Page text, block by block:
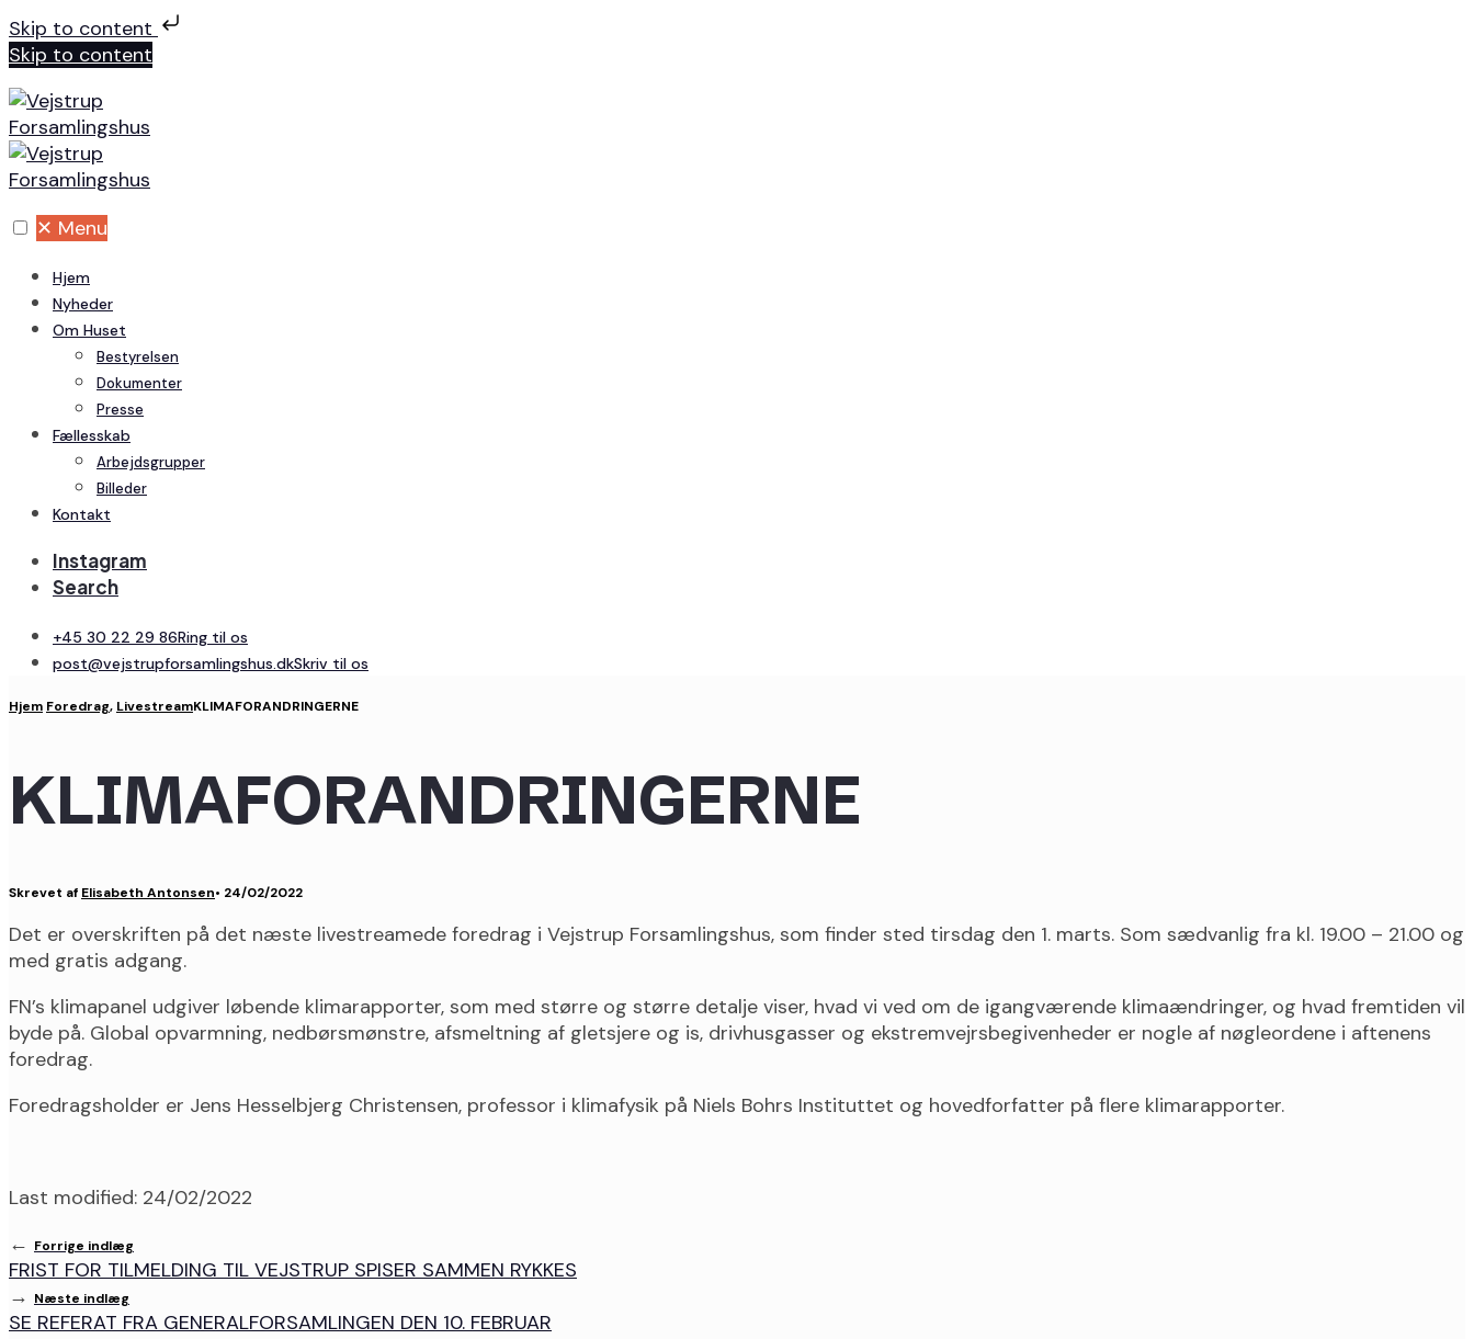
Skip to content
Skip to content
✕ Menu
Hjem
Nyheder
Om Huset
Bestyrelsen
Dokumenter
Presse
Fællesskab
Arbejdsgrupper
Billeder
Kontakt
Instagram
Search
+45 30 22 29 86Ring til os
post@vejstrupforsamlingshus.dkSkriv til os
Hjem Foredrag, LivestreamKLIMAFORANDRINGERNE
KLIMAFORANDRINGERNE
Skrevet af Elisabeth Antonsen• 24/02/2022
Det er overskriften på det næste livestreamede foredrag i Vejstrup Forsamlingshus, som finder sted tirsdag den 1. marts. Som sædvanlig fra kl. 19.00 – 21.00 og
med gratis adgang.
FN’s klimapanel udgiver løbende klimarapporter, som med større og større detalje viser, hvad vi ved om de igangværende klimaændringer, og hvad fremtiden vil
byde på. Global opvarmning, nedbørsmønstre, afsmeltning af gletsjere og is, drivhusgasser og ekstremvejrsbegivenheder er nogle af nøgleordene i aftenens
foredrag.
Foredragsholder er Jens Hesselbjerg Christensen, professor i klimafysik på Niels Bohrs Instituttet og hovedforfatter på flere klimarapporter.
Last modified: 24/02/2022
← Forrige indlæg
FRIST FOR TILMELDING TIL VEJSTRUP SPISER SAMMEN RYKKES
→ Næste indlæg
SE REFERAT FRA GENERALFORSAMLINGEN DEN 10. FEBRUAR